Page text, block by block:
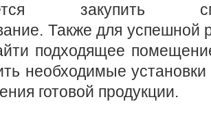
закупить
Также для успешной
подходящее
необходимые
готовой продукции.